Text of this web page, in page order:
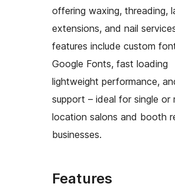
offering waxing, threading,
extensions, and nail
features include custom
Google Fonts, fast loading
lightweight performance,
support – ideal for single or
location salons and booth
businesses.
Features